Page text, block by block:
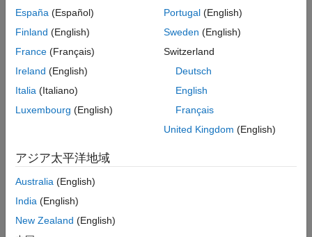
Configure Model Components for Distributed Code
Generation
statements for externally defined variables for external code
integration later on, use remove Initialization Statements for
Externally Defined State Variables. for more information, see
Mark Externally Defined Variables
Open the Simulink PLC Coder app. For more information,
seeSimulink PLC Coder
Select the
España (Español)
Finland (English)
France (Français)
Ireland (English)
Italia (Italiano)
Luxembourg (English)
Portugal(English)
Sweden (English)
Switzerland
Deutsch
English
Français
United Kingdom (English)
アジア太平洋地域
Australia (English)
India (English)
New Zealand (English)